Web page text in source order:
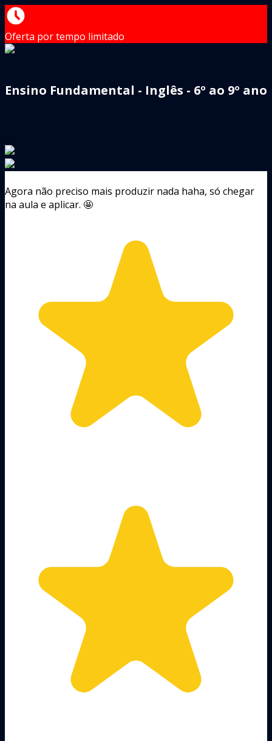
Oferta por tempo limitado
Ensino Fundamental - Inglês - 6º ao 9º ano
Agora não preciso mais produzir nada haha, só chegar
na aula e aplicar. 🤩